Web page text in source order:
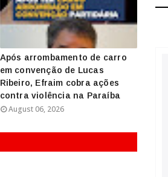
Após arrombamento de carro
em convenção de Lucas
Ribeiro, Efraim cobra ações
contra violência na Paraíba
August 06, 2026